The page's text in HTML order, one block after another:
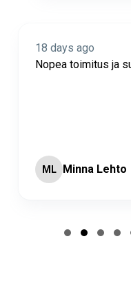
18 days ago
Nopea toimitus ja
ML Minna Lehto